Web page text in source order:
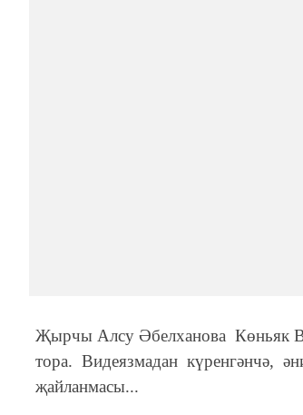
Җырчы Алсу Әбелханова Көньяк
тора. Видеязмадан күренгәнчә,
җайланмасы...